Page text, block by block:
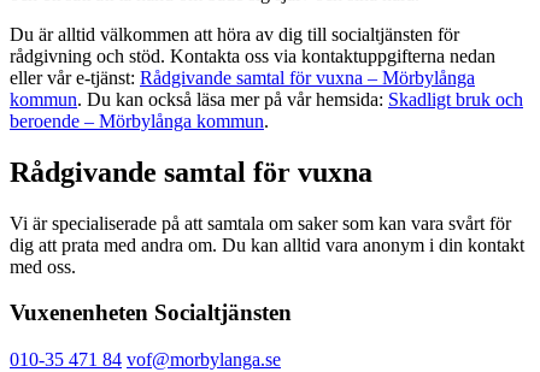
Du är alltid välkommen att höra av dig till socialtjänsten för
rådgivning och stöd. Kontakta oss via kontaktuppgifterna nedan
eller vår e-tjänst: Rådgivande samtal för vuxna – Mörbylånga
kommun. Du kan också läsa mer på vår hemsida: Skadligt bruk och
beroende – Mörbylånga kommun.
Rådgivande samtal för vuxna
Vi är specialiserade på att samtala om saker som kan vara svårt för
dig att prata med andra om. Du kan alltid vara anonym i din kontakt
med oss.
Vuxenenheten Socialtjänsten
010-35 471 84 vof@morbylanga.se